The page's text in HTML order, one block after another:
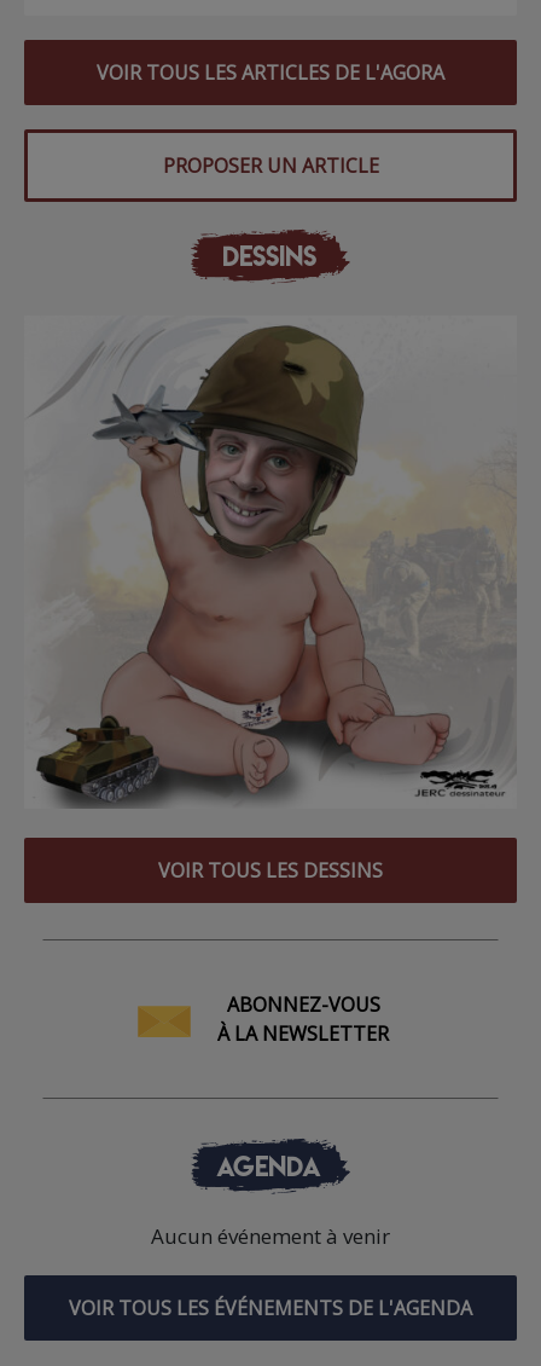
VOIR TOUS LES ARTICLES DE L'AGORA
PROPOSER UN ARTICLE
DESSINS
VOIR TOUS LES DESSINS
ABONNEZ-VOUS
À LA NEWSLETTER
AGENDA
Aucun événement à venir
VOIR TOUS LES ÉVÉNEMENTS DE L'AGENDA